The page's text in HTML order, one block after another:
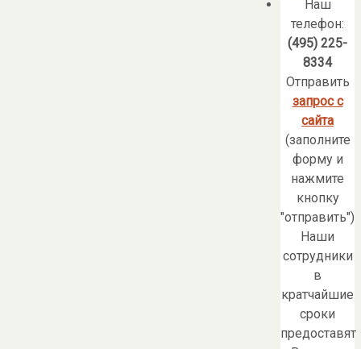
Наш
телефон:
(495) 225-
8334
Отправить
запрос с
сайта
(заполните
форму и
нажмите
кнопку
"отправить")
Наши
сотрудники
в
кратчайшие
сроки
предоставят